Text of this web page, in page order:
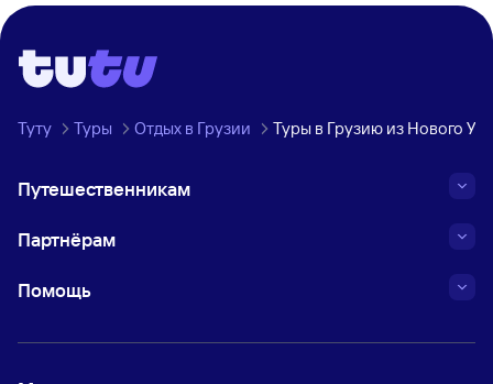
Туту Туры Отдых в Грузии Туры в Грузию из Нового
Путешественникам
Партнёрам
Помощь